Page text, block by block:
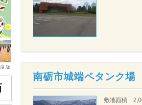
南砺市城端ペタンク場
敷地面積
版